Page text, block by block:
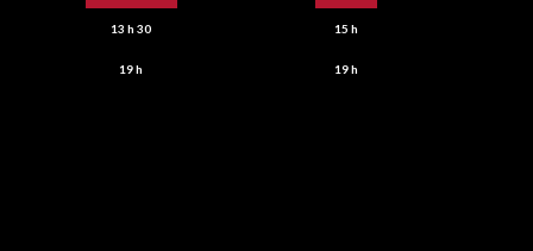
13 h 30 15 h
19 h 19 h